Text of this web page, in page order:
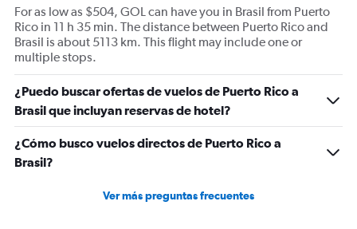
For as low as $504, GOL can have you in Brasil from Puerto
Rico in 11 h 35 min. The distance between Puerto Rico and
Brasil is about 5113 km. This flight may include one or
multiple stops.
¿Puedo buscar ofertas de vuelos de Puerto Rico a
Brasil que incluyan reservas de hotel?
¿Cómo busco vuelos directos de Puerto Rico a
Brasil?
Ver más preguntas frecuentes